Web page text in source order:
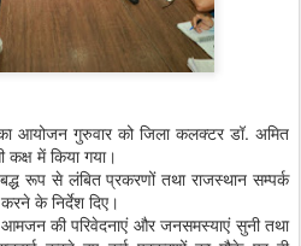
आयोजन गुरुवार को जिला कलक्टर डॉ. अमित
में किया गया।
रूप से लंबित प्रकरणों तथा राजस्थान सम्पर्क
के निर्देश दिए।
की परिवेदनाएं और जनसमस्याएं सुनी तथा